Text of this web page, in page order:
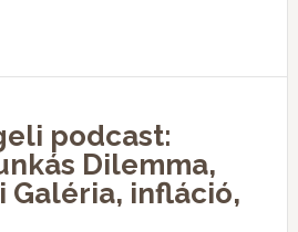
podcast:
Dilemma,
Galéria, infláció,